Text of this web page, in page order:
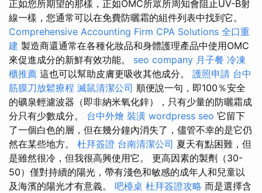
正如您所期望的那樣，正如OMC所眾所周知會阻止UV-B射
線一樣，您通常可以在免費防曬霜的組件列表中找到它。
Comprehensive Accounting Firm CPA Solutions 全口重
建 製造商還通常在各種化妝品和身體護理產品中使用OMC
來促進成分的新鮮有效功能。 seo company 月子餐 冷凍
櫃推薦 這也可以幫助皮膚更吸收其他成分。 護照申請 台中
筋膜刀放鬆療程 滅鼠清潔公司 順便說一句，即100％安全
的礦泉輕濾波器（即非納米氧化鋅），只有少量的防曬霜成
分只有少數成分。 台中外燴 裝潢 wordpress seo 它留下
了一個白色的層，但在幾分鐘內消失了，儘管不幸的是它仍
然在某些地方。 杜拜簽證 台南清潔公司 夏天有點困難，但
是雖然很冷，但我很高興使用它。 更高因素的製劑（30-
50）僅對持續的陽光，帶有淺色和敏感的成年人和兒童以
及海濱的陽光才有意義。 吧檯桌 杜拜簽證攻略 而是選擇含